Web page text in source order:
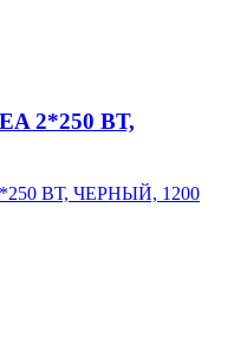
2*250 ВТ,